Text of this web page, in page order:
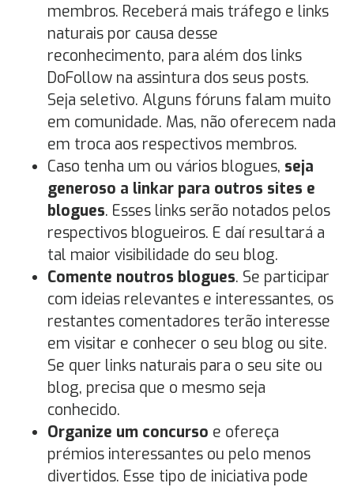
membros. Receberá mais tráfego e links
naturais por causa desse
reconhecimento, para além dos links
DoFollow na assintura dos seus posts.
Seja seletivo. Alguns fóruns falam muito
em comunidade. Mas, não oferecem nada
em troca aos respectivos membros.
Caso tenha um ou vários blogues, seja
generoso a linkar para outros sites e
blogues. Esses links serão notados pelos
respectivos blogueiros. E daí resultará a
tal maior visibilidade do seu blog.
Comente noutros blogues. Se participar
com ideias relevantes e interessantes, os
restantes comentadores terão interesse
em visitar e conhecer o seu blog ou site.
Se quer links naturais para o seu site ou
blog, precisa que o mesmo seja
conhecido.
Organize um concurso e ofereça
prémios interessantes ou pelo menos
divertidos. Esse tipo de iniciativa pode